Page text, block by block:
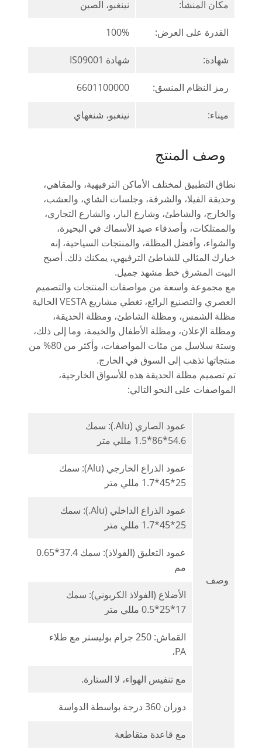
مكان المنشأ: نينغبو، الصين
القدرة على العرض: 100%
شهادة: شهادة IS09001
رمز النظام المنسق: 6601100000
ميناء: نينغبو، شنغهاي
وصف المنتج
نطاق التطبيق لمختلف الأماكن الترفيهية، والمقاهي،
وحديقة الفيلا، والشرفة، وجلسات الشاي، والعشب،
والخارج، والشاطئ، وشارع البار، والشارع التجاري،
والممتلكات، وأصدقاء صيد الأسماك في البحيرة،
والشواء، وأفضل المظلة، والمنتجات السياحية، إنه
خيارك المثالي للشاطئ الترفيهي، يمكنك ذلك. أصبح
البيت المشرق خط مشهد جميل.
مع مجموعة واسعة من مواصفات المنتجات والتصميم
العصري والتصنيع الرائع، تغطي مشاريع VESTA الحالية
مظلة الشمس، ومظلة الشاطئ، ومظلة الحديقة،
ومظلة الإعلان، ومظلة الأطفال والخيمة، وما إلى ذلك،
وستة سلاسل من مئات المواصفات، وأكثر من 80% من
منتجاتها تذهب إلى السوق في الخارج.
تم تصميم مظلة الحديقة هذه للأسواق الخارجية،
المواصفات على النحو التالي:
وصف
عمود الصاري (Alu.): سمك
54.6*86*1.5 مللي متر
عمود الذراع الخارجي (Alu): سمك
25*45*1.7 مللي متر
عمود الذراع الداخلي (Alu.): سمك
25*45*1.7 مللي متر
عمود التعليق (الفولاذ): سمك 37.4*0.65
مم
الأضلاع (الفولاذ الكربوني): سمك
17*25*0.5 مللي متر
القماش: 250 جرام بوليستر مع طلاء
PA،
مع تنفيس الهواء، لا الستارة.
دوران 360 درجة بواسطة الدواسة
مع قاعدة متقاطعة